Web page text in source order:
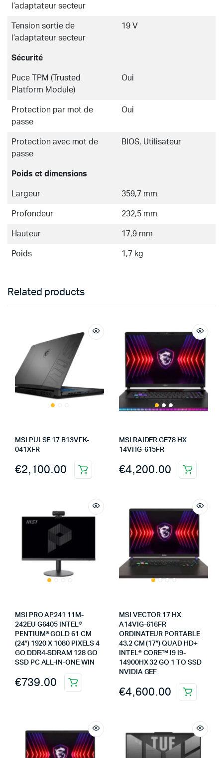
l’adaptateur secteur
Tension sortie de
l’adaptateur secteur
19 V
Sécurité
Puce TPM (Trusted
Platform Module)
Oui
Protection par mot de
passe
Oui
Protection avec mot de
passe
BIOS, Utilisateur
Poids et dimensions
Largeur 359,7 mm
Profondeur 232,5 mm
Hauteur 17,9 mm
Poids 1,7 kg
Related products
MSI PULSE 17 B13VFK-
041XFR
€2,100.00
MSI RAIDER GE78 HX
14VHG-615FR
€4,200.00
MSI PRO AP241 11M-
242EU G6405 INTEL®
PENTIUM® GOLD 61 CM
(24″) 1920 X 1080 PIXELS 4
GO DDR4-SDRAM 128 GO
SSD PC ALL-IN-ONE WIN
€739.00
MSI VECTOR 17 HX
A14VIG-616FR
ORDINATEUR PORTABLE
43,2 CM (17″) QUAD HD+
INTEL® CORE™ I9 I9-
14900HX 32 GO 1 TO SSD
NVIDIA GEF
€4,600.00